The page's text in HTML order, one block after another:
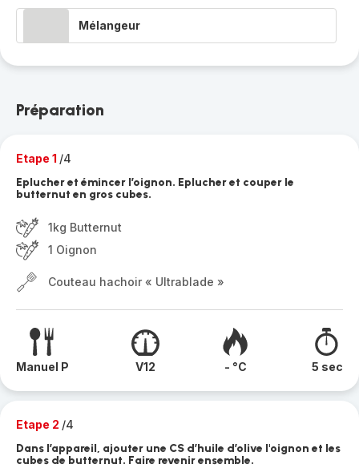
Mélangeur
Préparation
Etape 1 /4
Eplucher et émincer l’oignon. Eplucher et couper le
butternut en gros cubes.
1kg Butternut
1 Oignon
Couteau hachoir « Ultrablade »
Manuel P V12 - °C 5 sec
Etape 2 /4
Dans l’appareil, ajouter une CS d’huile d’olive l'oignon et les
cubes de butternut. Faire revenir ensemble.